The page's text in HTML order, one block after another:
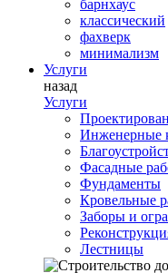
барнхаус
классический
фахверк
минимализм
Услуги
назад
Услуги
Инженерные
Фасадные
Фундаменты
Кровельные
Заборы и
Лестницы